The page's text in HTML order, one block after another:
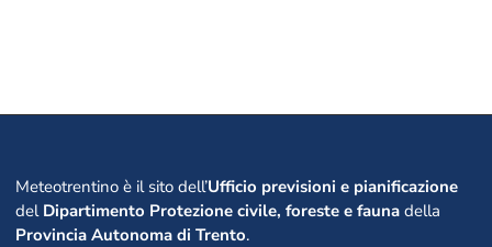
Meteotrentino è il sito dell’Ufficio previsioni e pianificazione
del Dipartimento Protezione civile, foreste e faunadella
Provincia Autonoma di Trento.